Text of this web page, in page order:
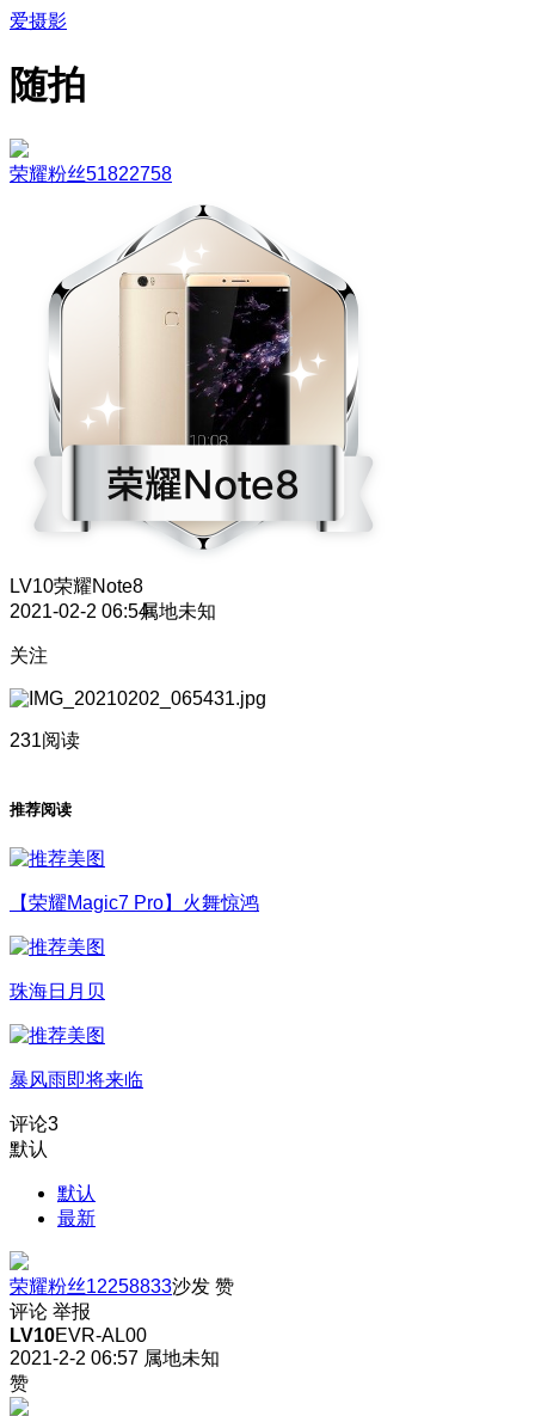
爱摄影
随拍
荣耀粉丝51822758
LV10荣耀Note8
2021-02-2 06:54属地未知
关注
231阅读
推荐阅读
【荣耀Magic7 Pro】火舞惊鸿
珠海日月贝
暴风雨即将来临
评论3
默认
默认
最新
荣耀粉丝12258833沙发 赞
评论 举报
LV10EVR-AL00
2021-2-2 06:57 属地未知
赞